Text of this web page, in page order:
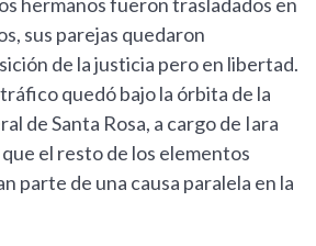
hermanos fueron trasladados en
sus parejas quedaron
de la justicia pero en libertad.
quedó bajo la órbita de la
de Santa Rosa, a cargo de Iara
el resto de los elementos
parte de una causa paralela en la